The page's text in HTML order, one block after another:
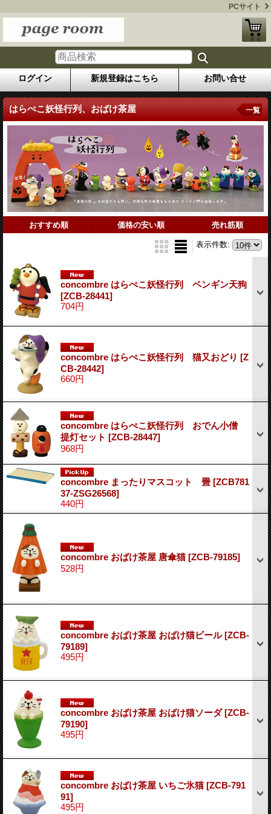
PCサイト
ログイン 新規登録はこちら お問い合せ
はらぺこ妖怪行列、おばけ茶屋 一覧
おすすめ順 価格の安い順 売れ筋順
表示件数:
concombre はらぺこ妖怪行列 ペンギン天狗
[ZCB-28441]
704円
concombre はらぺこ妖怪行列 猫又おどり [Z
CB-28442]
660円
concombre はらぺこ妖怪行列 おでん小僧
提灯セット [ZCB-28447]
968円
concombre まったりマスコット 畳 [ZCB781
37-ZSG26568]
440円
concombre おばけ茶屋 唐傘猫[ZCB-79185]
528円
concombre おばけ茶屋 おばけ猫ビール[ZCB-
79189]
495円
concombre おばけ茶屋 おばけ猫ソーダ[ZCB-
79190]
495円
concombre おばけ茶屋 いちご氷猫[ZCB-791
91]
495円